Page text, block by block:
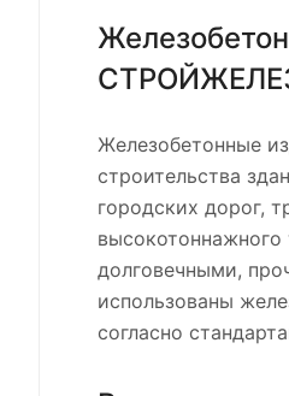
Железобетонные
строительства
городских дорог,
долговечными,
использованы
согласно